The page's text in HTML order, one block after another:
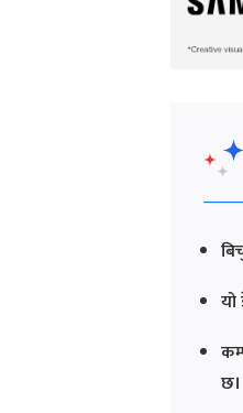
यो
छ।